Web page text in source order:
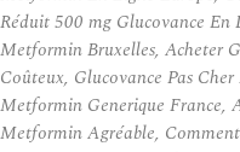
Réduit 500 mg Glucovance
Metformin Bruxelles, Acheter
Coûteux, Glucovance Pas
Metformin Generique France,
Metformin Agréable,